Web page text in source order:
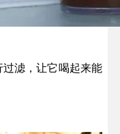
滤，让它喝起来能